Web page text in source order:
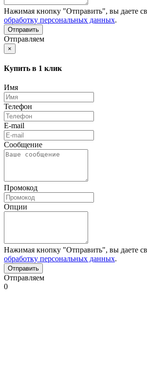
Нажимая кнопку "Отправить", вы даете
обработку персональных данных.
Отправляем
×
Купить в 1 клик
Имя
Телефон
E-mail
Сообщение
Промокод
Опции
Нажимая кнопку "Отправить", вы даете
обработку персональных данных.
Отправляем
0